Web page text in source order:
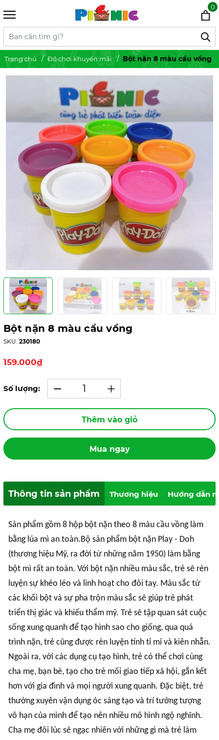
0
Trang chủ Đồ chơi khuyến mãi Bột nặn 8 màu cầu vồng
Bột nặn 8 màu cầu vồng
SKU: 230180
159.000₫
Số lượng:
Thêm vào giỏ
Mua ngay
Thông tin sản phẩm Thương hiệu Hướng dẫn
Sản phẩm gồm 8 hộp bột nặn theo 8 màu cầu vồng làm
bằng lúa mì an toàn.Bộ sản phẩm bột nặn Play - Doh
(thương hiệu Mỹ, ra đời từ những năm 1950) làm bằng
bột mì rất an toàn. Với bột nặn nhiều màu sắc, trẻ sẽ rèn
luyện sự khéo léo và linh hoạt cho đôi tay. Màu sắc từ
các khối bột và sự pha trộn màu sắc sẽ giúp trẻ phát
triển thị giác và khiếu thẩm mỹ. Trẻ sẽ tập quan sát cuộc
sống xung quanh để tạo hình sao cho giống, qua quá
trình nặn, trẻ cũng được rèn luyện tính tỉ mỉ và kiên nhẫn.
Ngoài ra, với các dụng cụ tạo hình, trẻ có thể chơi cùng
cha mẹ, bạn bè, tạo cho trẻ mối giao tiếp xã hội, gắn kết
hơn với gia đình và mọi người xung quanh. Đặc biệt, trẻ
thường xuyên vận dụng óc sáng tạo và trí tưởng tượng
vô hạn của mình để tạo nên nhiều mô hình ngộ nghĩnh.
Cha mẹ đôi lúc sẽ ngạc nhiên với những gì mà trẻ làm